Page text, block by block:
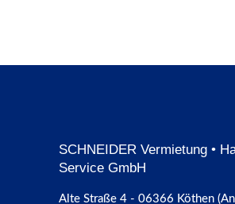
SCHNEIDER Vermietung •
Service GmbH
Alte Straße 4 - 06366 Köthen